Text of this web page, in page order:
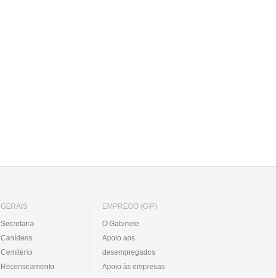
GERAIS
Secretaria
Canídeos
Cemitério
Recenseamento
EMPREGO (GIP)
O Gabinete
Apoio aos
desempregados
Apoio às empresas